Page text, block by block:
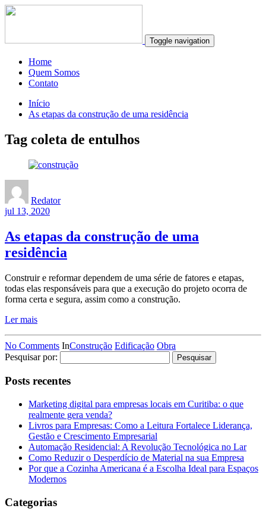
Toggle navigation
Home
Quem Somos
Contato
Início
As etapas da construção de uma residência
Tag coleta de entulhos
Redator
jul 13, 2020
As etapas da construção de uma
residência
Construir e reformar dependem de uma série de fatores e etapas,
todas elas responsáveis para que a execução do projeto ocorra de
forma certa e segura, assim como a construção.
Ler mais
No Comments InConstrução Edificação Obra
Pesquisar por:
Posts recentes
Marketing digital para empresas locais em Curitiba: o que
realmente gera venda?
Livros para Empresas: Como a Leitura Fortalece Liderança,
Gestão e Crescimento Empresarial
Automação Residencial: A Revolução Tecnológica no Lar
Como Reduzir o Desperdício de Material na sua Empresa
Por que a Cozinha Americana é a Escolha Ideal para Espaços
Modernos
Categorias